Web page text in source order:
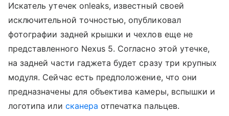
Искатель утечек onleaks, известный своей
исключительной точностью, опубликовал
фотографии задней крышки и чехлов еще не
представленного Nexus 5. Согласно этой утечке,
на задней части гаджета будет сразу три крупных
модуля. Сейчас есть предположение, что они
предназначены для объектива камеры, вспышки и
логотипа или сканера отпечатка пальцев.